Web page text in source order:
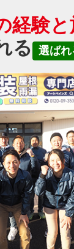
経験
る 選ば